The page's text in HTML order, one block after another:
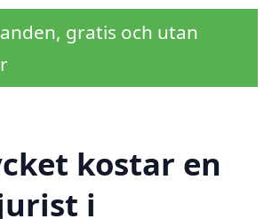
gratis och utan
kostar en
i